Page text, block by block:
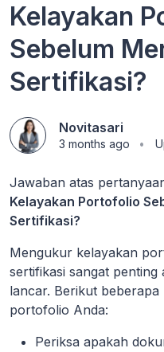
Kelayakan
Sebelum
Sertifikasi?
Novitasari
3 months ago
Jawaban atas
Kelayakan Portofolio
Sertifikasi?
Mengukur kelayakan
sertifikasi sangat
lancar. Berikut
portofolio Anda:
Periksa apakah